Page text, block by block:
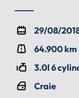
29/08/
64.900 km
3.0l 6
Craie